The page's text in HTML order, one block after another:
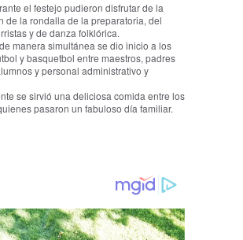
el festejo pudieron disfrutar de la
de la rondalla de la preparatoria, del
y de danza folklórica.
manera simultánea se dio inicio a los
y basquetbol entre maestros, padres
y personal administrativo y
se sirvió una deliciosa comida entre los
pasaron un fabuloso día familiar.